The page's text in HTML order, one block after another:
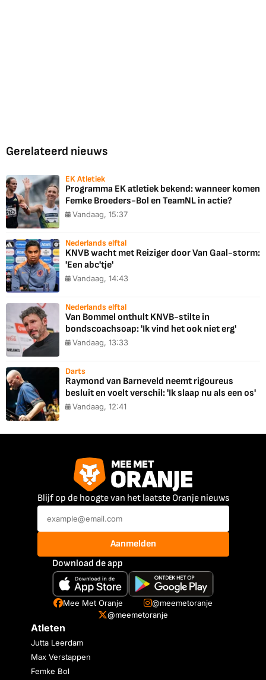
Gerelateerd nieuws
EK Atletiek
Programma EK atletiek bekend: wanneer komen
Femke Broeders-Bol en TeamNL in actie?
Vandaag, 15:37
Nederlands elftal
KNVB wacht met Reiziger door Van Gaal-storm:
'Een abc'tje'
Vandaag, 14:43
Nederlands elftal
Van Bommel onthult KNVB-stilte in
bondscoachsoap: 'Ik vind het ook niet erg'
Vandaag, 13:33
Darts
Raymond van Barneveld neemt rigoureus
besluit en voelt verschil: 'Ik slaap nu als een os'
Vandaag, 12:41
Blijf op de hoogte van het laatste Oranje nieuws
Aanmelden
Download de app
Mee Met Oranje
@meemetoranje
@meemetoranje
Atleten
Jutta Leerdam
Max Verstappen
Femke Bol